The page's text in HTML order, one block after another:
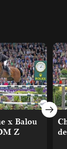
x Balou
Z